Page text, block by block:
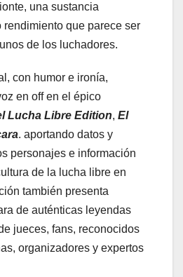
una sustancia
que parece ser
de los luchadores.
con humor e ironía,
en off en el épico
Lucha Libre Edition, El
. aportando datos y
personajes e información
de la lucha libre en
también presenta
de auténticas leyendas
jueces, fans, reconocidos
organizadores y expertos